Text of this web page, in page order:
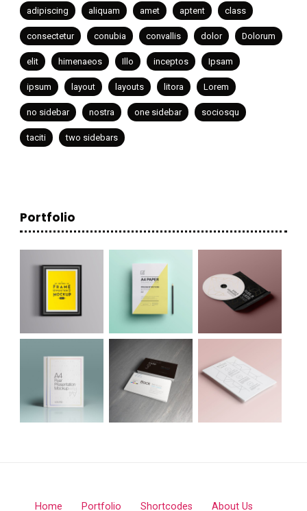
adipiscing aliquam amet aptent class
consectetur conubia convallis dolor Dolorum
elit himenaeos Illo inceptos Ipsam
ipsum layout layouts litora Lorem
no sidebar nostra one sidebar sociosqu
taciti two sidebars
Portfolio
Home Portfolio Shortcodes About Us